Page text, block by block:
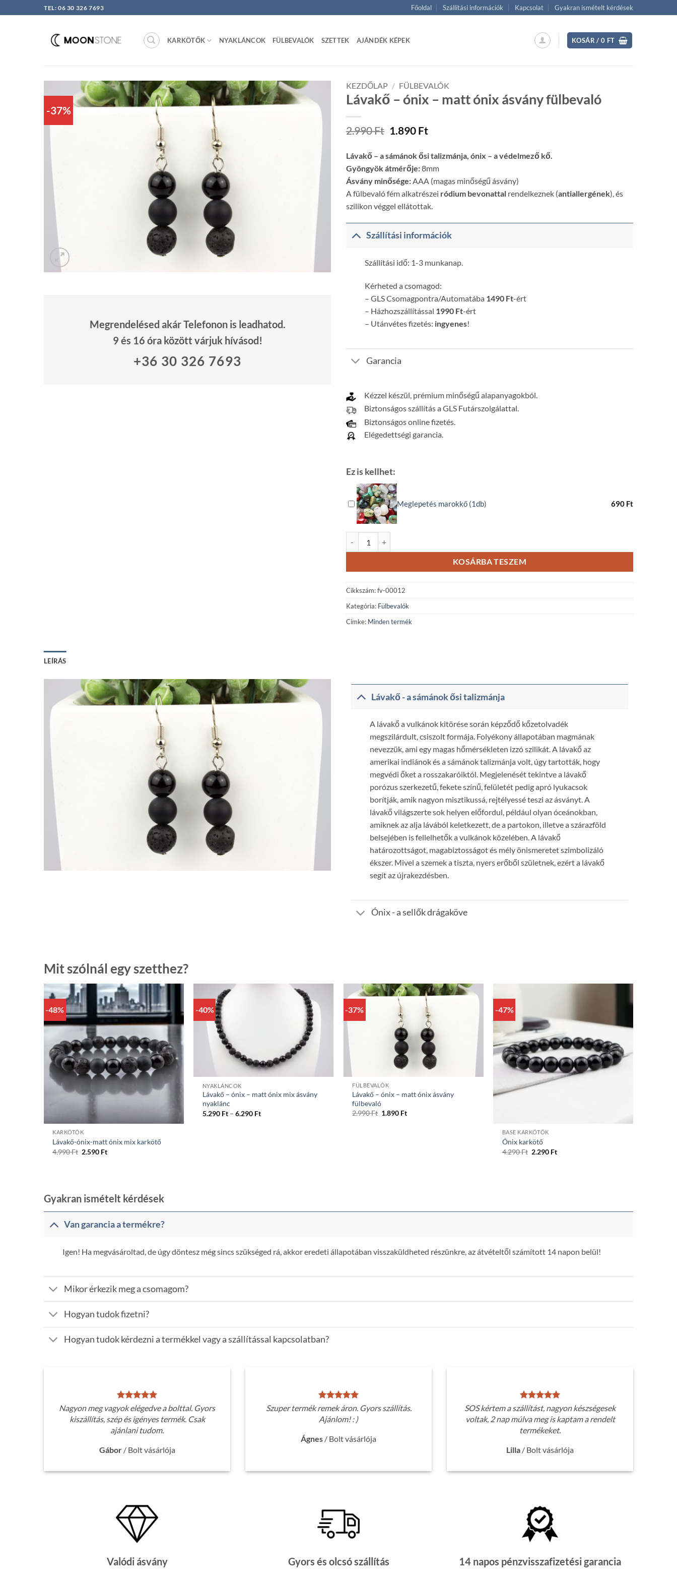
to
TEL: 06 30 326 7693 Főoldal Szállítási információk Kapcsolat Gyakran ismételt kérdések
KARKÖTŐK NYAKLÁNCOK FÜLBEVALÓK SZETTEK AJÁNDÉK KÉPEK KOSÁR /0 FT
-37%
Megrendelésed akár Telefonon is leadhatod.
9 és 16 óra között várjuk hívásod!
+36 30 326 7693
KEZDŐLAP / FÜLBEVALÓK
Lávakő – ónix – matt ónix ásvány fülbevaló
2.990Ft Original
was:
2.990 Ft.
1.890 FtCurrent
is:
1.890 Ft.
Lávakő – a sámánok ősi talizmánja, ónix – a védelmező kő.
Gyöngyök átmérője:8mm
Ásvány minősége:AAA (magas minőségű ásvány)
A fülbevaló fém alkatrészei ródium bevonattal rendelkeznek (antiallergének), és
szilikon véggel ellátottak.
Szállítási információk
Szállítási idő: 1-3 munkanap.
Kérheted a csomagod:
– GLS Csomagpontra/Automatába 1490 Ft-ért
– Házhozszállítással 1990 Ft-ért
– Utánvétes fizetés: ingyenes!
Garancia
Kézzel készül, prémium minőségű alapanyagokból.
Biztonságos szállítás a GLS Futárszolgálattal.
Biztonságos online fizetés.
Elégedettségi garancia.
Ez is kellhet:
Meglepetés marokkő (1db) 690 Ft
KOSÁRBA TESZEM
Cikkszám:fv-00012
Kategória: Fülbevalók
Címke: Minden termék
LEÍRÁS
Lávakő - a sámánok ősi talizmánja
A lávakő a vulkánok kitörése során képződő kőzetolvadék
megszilárdult, csiszolt formája. Folyékony állapotában magmának
nevezzük, ami egy magas hőmérsékleten izzó szilikát. A lávakő az
amerikai indiánok és a sámánok talizmánja volt, úgy tartották, hogy
megvédi őket a rosszakaróiktól. Megjelenését tekintve a lávakő
porózus szerkezetű, fekete színű, felületét pedig apró lyukacsok
borítják, amik nagyon misztikussá, rejtélyessé teszi az ásványt. A
lávakő világszerte sok helyen előfordul, például olyan óceánokban,
amiknek az alja lávából keletkezett, de a partokon, illetve a szárazföld
belsejében is fellelhetők a vulkánok közelében. A lávakő
határozottságot, magabiztosságot és mély önismeretet szimbolizáló
ékszer. Mivel a szemek a tiszta, nyers erőből születnek, ezért a lávakő
segít az újrakezdésben.
Ónix - a sellők drágaköve
Mit szólnál egy szetthez?
-48%
KARKÖTŐK
Lávakő-ónix-matt ónix mix karkötő
4.990Ft Original
2.590 FtCurrent
-40%
NYAKLÁNCOK
Lávakő – ónix – matt ónix mix ásvány
nyaklánc
5.290 Ft – 6.290 FtÁrtartomány:
-37%
FÜLBEVALÓK
Lávakő – ónix – matt ónix ásvány
fülbevaló
2.990Ft Original
1.890 FtCurrent
-47%
BASE KARKÖTŐK
Ónix karkötő
4.290Ft Original
2.290 FtCurrent
Gyakran ismételt kérdések
Van garancia a termékre?
Igen! Ha megvásároltad, de úgy döntesz még sincs szükséged rá, akkor eredeti állapotában visszaküldheted részünkre, az átvételtől számított 14 napon belül!
Mikor érkezik meg a csomagom?
Hogyan tudok fizetni?
Hogyan tudok kérdezni a termékkel vagy a szállítással kapcsolatban?
Nagyon meg vagyok elégedve a bolttal. Gyors
kiszállítás, szép és igényes termék. Csak
ajánlani tudom.
Gábor / Bolt vásárlója
Szuper termék remek áron. Gyors szállítás.
Ajánlom! : )
Ágnes / Bolt vásárlója
SOS kértem a szállítást, nagyon készségesek
voltak, 2 nap múlva meg is kaptam a rendelt
termékeket.
Lilla / Bolt vásárlója
Valódi ásvány Gyors és olcsó szállítás 14 napos pénzvisszafizetési garancia